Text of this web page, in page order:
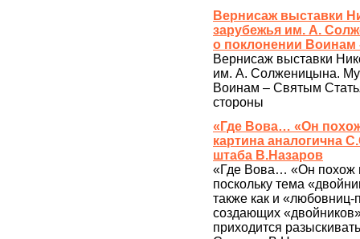
Вернисаж выставки
зарубежья им. А.
о поклонении
Вернисаж выставки
им. А. Солженицына.
Воинам – Святым
стороны
«Где Вова… «Он
картина аналогична
штаба В.Назаров
«Где Вова… «Он похож
поскольку тема
также как и
создающих
приходится